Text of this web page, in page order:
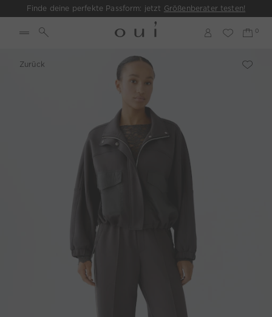
Finde deine perfekte Passform: jetzt Größenberater testen!
Zurück